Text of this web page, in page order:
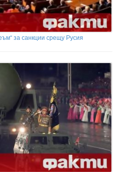
за санкции срещу Русия